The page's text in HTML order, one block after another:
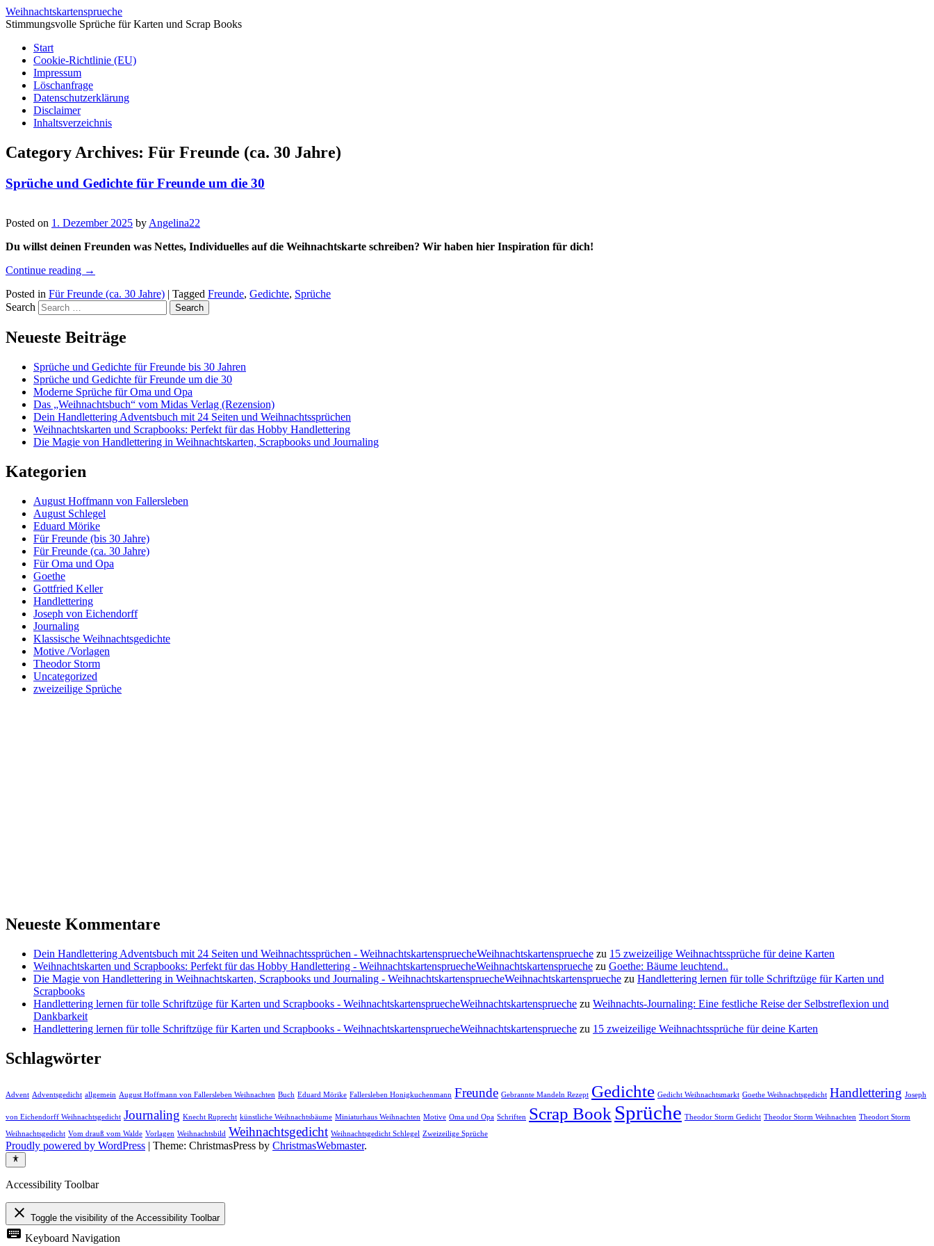
Weihnachtskartensprueche
Stimmungsvolle Sprüche für Karten und Scrap Books
Start
Cookie-Richtlinie (EU)
Impressum
Löschanfrage
Datenschutzerklärung
Disclaimer
Inhaltsverzeichnis
Category Archives: Für Freunde (ca. 30 Jahre)
Sprüche und Gedichte für Freunde um die 30
Posted on 1. Dezember 2025 by Angelina22
Du willst deinen Freunden was Nettes, Individuelles auf die Weihnachtskarte schreiben? Wir haben hier Inspiration für dich!
Continue reading →
Posted in Für Freunde (ca. 30 Jahre) | Tagged Freunde, Gedichte, Sprüche
Search
Neueste Beiträge
Sprüche und Gedichte für Freunde bis 30 Jahren
Sprüche und Gedichte für Freunde um die 30
Moderne Sprüche für Oma und Opa
Das „Weihnachtsbuch“ vom Midas Verlag (Rezension)
Dein Handlettering Adventsbuch mit 24 Seiten und Weihnachtssprüchen
Weihnachtskarten und Scrapbooks: Perfekt für das Hobby Handlettering
Die Magie von Handlettering in Weihnachtskarten, Scrapbooks und Journaling
Kategorien
August Hoffmann von Fallersleben
August Schlegel
Eduard Mörike
Für Freunde (bis 30 Jahre)
Für Freunde (ca. 30 Jahre)
Für Oma und Opa
Goethe
Gottfried Keller
Handlettering
Joseph von Eichendorff
Journaling
Klassische Weihnachtsgedichte
Motive /Vorlagen
Theodor Storm
Uncategorized
zweizeilige Sprüche
Neueste Kommentare
Dein Handlettering Adventsbuch mit 24 Seiten und Weihnachtssprüchen - WeihnachtskartenspruecheWeihnachtskartensprueche zu 15 zweizeilige Weihnachtssprüche für deine Karten
Weihnachtskarten und Scrapbooks: Perfekt für das Hobby Handlettering - WeihnachtskartenspruecheWeihnachtskartensprueche zu Goethe: Bäume leuchtend..
Die Magie von Handlettering in Weihnachtskarten, Scrapbooks und Journaling - WeihnachtskartenspruecheWeihnachtskartensprueche zu Handlettering lernen für tolle Schriftzüge für Karten und
Scrapbooks
Handlettering lernen für tolle Schriftzüge für Karten und Scrapbooks - WeihnachtskartenspruecheWeihnachtskartensprueche zu Weihnachts-Journaling: Eine festliche Reise der Selbstreflexion und
Dankbarkeit
Handlettering lernen für tolle Schriftzüge für Karten und Scrapbooks - WeihnachtskartenspruecheWeihnachtskartensprueche zu 15 zweizeilige Weihnachtssprüche für deine Karten
Schlagwörter
Advent Adventsgedicht allgemein August Hoffmann von Fallersleben Weihnachten Buch Eduard Mörike Fallersleben Honigkuchenmann Freunde Gebrannte Mandeln Rezept Gedichte Gedicht Weihnachtsmarkt Goethe Weihnachtsgedicht Handlettering Joseph
von Eichendorff Weihnachtsgedicht Journaling Knecht Ruprecht künstliche Weihnachtsbäume Miniaturhaus Weihnachten Motive Oma und Opa Schriften Scrap Book Sprüche Theodor Storm Gedicht Theodor Storm Weihnachten Theodort Storm
Weihnachtsgedicht Vom drauß vom Walde Vorlagen Weihnachtsbild Weihnachtsgedicht Weihnachtsgedicht Schlegel Zweizeilige Sprüche
Proudly powered by WordPress | Theme: ChristmasPress by ChristmasWebmaster.
Accessibility Toolbar
close Toggle the visibility of the Accessibility Toolbar
keyboard Keyboard Navigation